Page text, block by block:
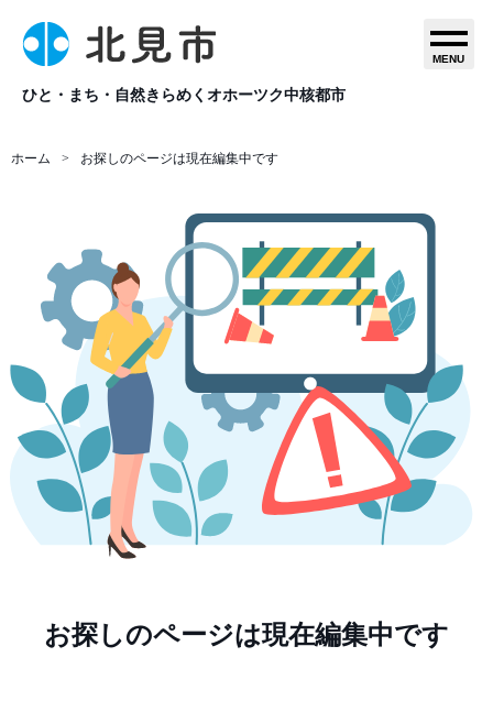
ひと・まち・自然きらめくオホーツク中核都市
MENU
ホーム お探しのページは現在編集中です
お探しのページは現在編集中です